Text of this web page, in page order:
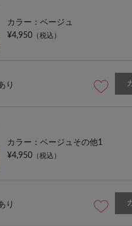
カラー：ベージュ
¥4,950 （税込）
り
カラー：ベージュその他1
¥4,950 （税込）
り